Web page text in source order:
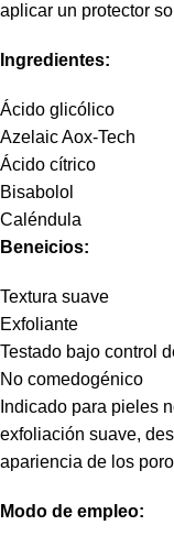
aplicar un protector
Ingredientes:
Ácido glicólico
Azelaic Aox-Tech
Ácido cítrico
Bisabolol
Caléndula
Beneicios:
Textura suave
Exfoliante
Testado bajo control
No comedogénico
Indicado para pieles
exfoliación suave,
apariencia de los
Modo de empleo: